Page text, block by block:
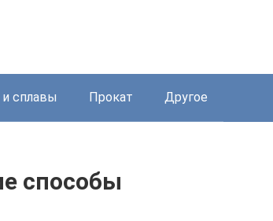
сплавы Прокат Другое
способы